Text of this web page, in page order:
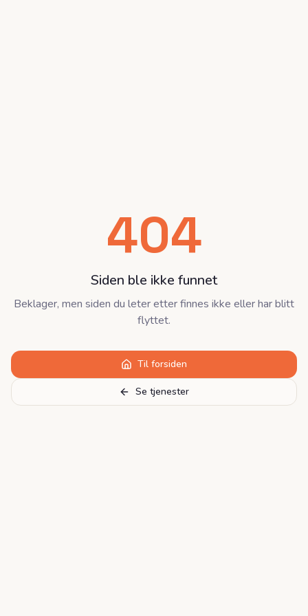
404
Siden ble ikke funnet
Beklager, men siden du leter etter finnes ikke eller har blitt
flyttet.
Til forsiden
Se tjenester